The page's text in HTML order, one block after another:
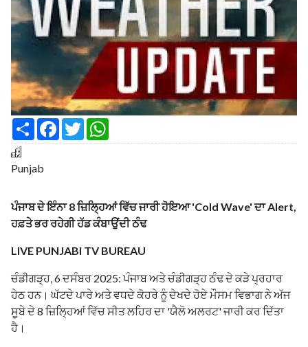
S
a
e
F
c
k
T
w
i
a
p
Punjab
ਪੰਜਾਬ ਦੇ ਇੰਨਾ 8 ਜ਼ਿਲ੍ਹਿਆਂ ਵਿੱਚ ਜਾਰੀ ਹੋਇਆ 'Cold Wave' ਦਾ Alert,
ਹਫ਼ਤੇ ਭਰ ਰਹੇਗੀ ਹੱਡ ਕੰਬਾਉਂਦੀ ਠੰਢ
LIVE PUNJABI TV BUREAU
ਚੰਡੀਗੜ੍ਹ, 6 ਦਸੰਬਰ 2025: ਪੰਜਾਬ ਅਤੇ ਚੰਡੀਗੜ੍ਹ ਠੰਢ ਦੇ ਕੜੇ ਪ੍ਰਹਾਰ
ਹੇਠ ਹਨ। ਘੱਟਦੇ ਪਾਰੇ ਅਤੇ ਵਧਦੇ ਕੋਹਰੇ ਨੂੰ ਦੇਖਦੇ ਹੋਏ ਮੌਸਮ ਵਿਭਾਗ ਨੇ ਅੱਜ
ਸੂਬੇ ਦੇ 8 ਜ਼ਿਲ੍ਹਿਆਂ ਵਿੱਚ ਸੀਤ ਲਹਿਰ ਦਾ 'ਯੈਲੋ ਅਲਰਟ' ਜਾਰੀ ਕਰ ਦਿੱਤਾ
ਹੈ।